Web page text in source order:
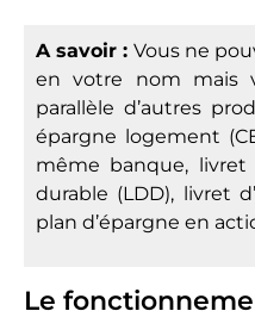
A savoir : Vous ne
en votre nom mais
parallèle d’autres
épargne logement
même banque,
durable (LDD), livret
plan d’épargne en
Le